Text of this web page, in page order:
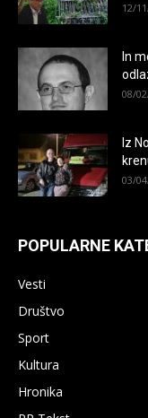
12/
In
08/
Iz
03/
POPULARNE
Vesti
Društvo
Sport
Kultura
Hronika